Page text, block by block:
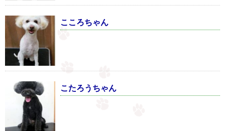
こころちゃん
こたろうちゃん